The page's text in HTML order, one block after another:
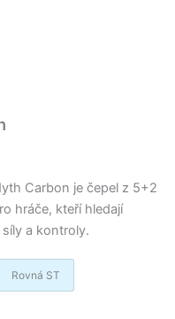
Carbon je čepel z 5+2
hráče, kteří hledají
a kontroly.
Rovná ST